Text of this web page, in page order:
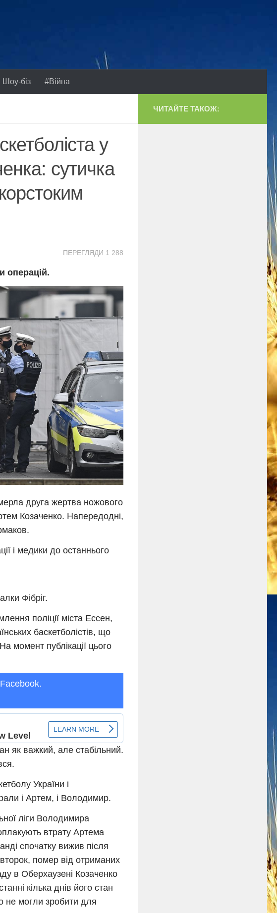
Шоу-біз #Війна
у
сутичка
ПЕРЕГЛЯДИ 1 288
операцій.
друга жертва ножового
Козаченко. Напередодні,
і медики до останнього
Фібріг.
поліції міста Ессен,
баскетболістів, що
момент публікації цього
як важкий, але стабільний.
України і
і Артем, і Володимир.
ліги Володимира
втрату Артема
спочатку вижив після
помер від отриманих
в Оберхаузені Козаченко
кілька днів його стан
не могли зробити для
ЧИТАЙТЕ ТАКОЖ: